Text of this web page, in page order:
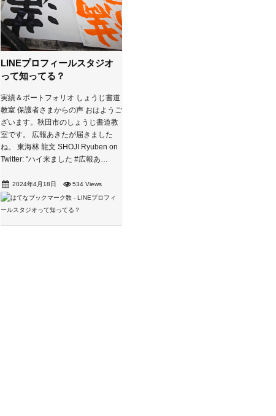
LINEプロフィールスタジオ
って知ってる？
実績＆ポートフォリオ しょうじ書道
教室 保護者さまからの声 おはようご
ざいます。秋田市のしょうじ書道教
室です。 広報あきたが届きました
ね。 東海林 龍文 SHOJI Ryuben on
Twitter: “ハイ来ました #広報あ…
2024年4月18日 534 Views